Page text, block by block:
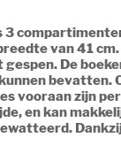
van 41
De
bevatten.
vooraan zijn
en kan